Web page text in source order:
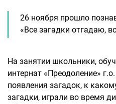
26 ноября прошло
«Все загадки отгадаю,
На занятии школьники,
интернат «Преодоление»
появления загадок, к
загадки, играли во время